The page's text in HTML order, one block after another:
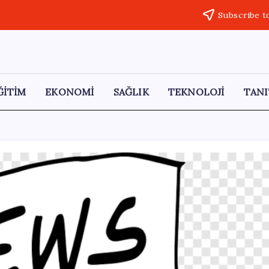
Subscribe
EKONOMİ SAĞLIK TEKNOLOJİ